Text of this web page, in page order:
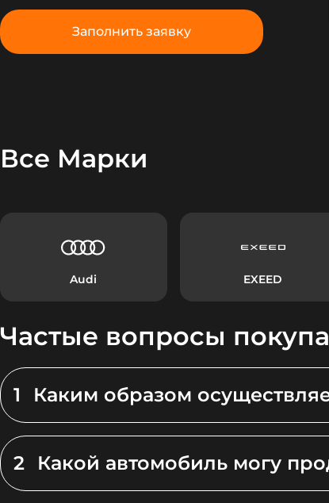
Заполнить заявку
Все Марки
Audi EXEED
Частые вопросы
1 Каким образом
2 Какой автомобиль могу